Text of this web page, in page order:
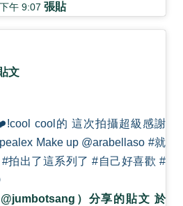
午 9:07 張貼
文
cool的 這次拍攝超級感謝
Make up @arabellaso #就
拍出了這系列了 #自己好喜歡 #
@jumbotsang）分享的貼文 於